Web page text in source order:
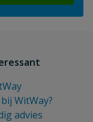
WitWay?
advies